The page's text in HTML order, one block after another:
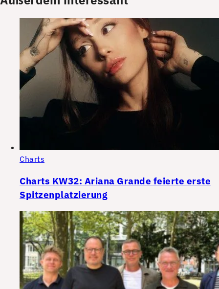
Charts
Charts KW32: Ariana Grande feierte erste
Spitzenplatzierung